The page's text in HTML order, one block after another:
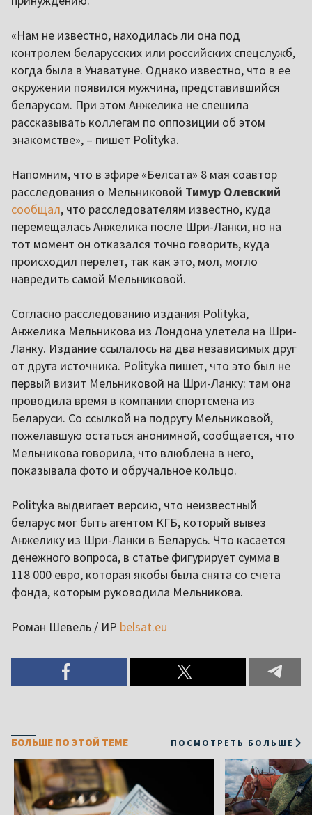
«Нам не известно, находилась ли она под
контролем беларусских или российских спецслужб,
когда была в Унаватуне. Однако известно, что в ее
окружении появился мужчина, представившийся
беларусом. При этом Анжелика не спешила
рассказывать коллегам по оппозиции об этом
знакомстве», – пишет Polityka.
Напомним, что в эфире «Белсата» 8 мая соавтор
расследования о Мельниковой Тимур Олевский
сообщал, что расследователям известно, куда
перемещалась Анжелика после Шри-Ланки, но на
тот момент он отказался точно говорить, куда
происходил перелет, так как это, мол, могло
навредить самой Мельниковой.
Согласно расследованию издания Polityka,
Анжелика Мельникова из Лондона улетела на Шри-
Ланку. Издание ссылалось на два независимых друг
от друга источника. Polityka пишет, что это был не
первый визит Мельниковой на Шри-Ланку: там она
проводила время в компании спортсмена из
Беларуси. Со ссылкой на подругу Мельниковой,
пожелавшую остаться анонимной, сообщается, что
Мельникова говорила, что влюблена в него,
показывала фото и обручальное кольцо.
Polityka выдвигает версию, что неизвестный
беларус мог быть агентом КГБ, который вывез
Анжелику из Шри-Ланки в Беларусь. Что касается
денежного вопроса, в статье фигурирует сумма в
118 000 евро, которая якобы была снята со счета
фонда, которым руководила Мельникова.
Роман Шевель / ИР belsat.eu
БОЛЬШЕ ПО ЭТОЙ ТЕМЕ ПОСМОТРЕТЬ БОЛЬШЕ